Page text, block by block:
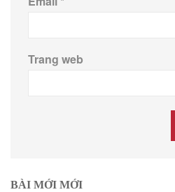
Trang web
BÀI MỚI MỚI